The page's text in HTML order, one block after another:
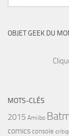
OBJET GEEK DU
MOTS-CLÉS
2015 Amiibo
comics console